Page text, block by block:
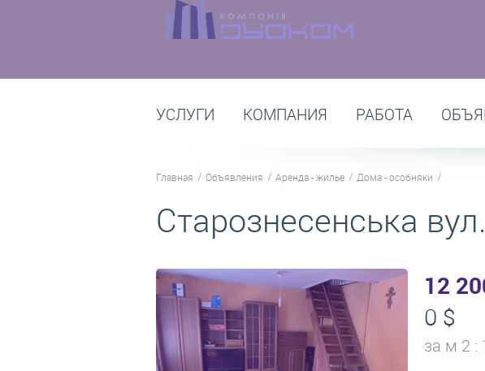
УСЛУГИ КОМПАНИЯ РАБОТА
Главная Объявления Аренда - жилье Дома - особняки
Старознесенська
12
0 $
за м 2 :